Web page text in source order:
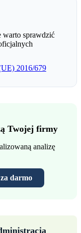
warto sprawdzić
2016/679
Twojej firmy
analizę
darmo